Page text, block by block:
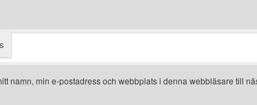
namn, min e-postadress och webbplats i denna webbläsare till